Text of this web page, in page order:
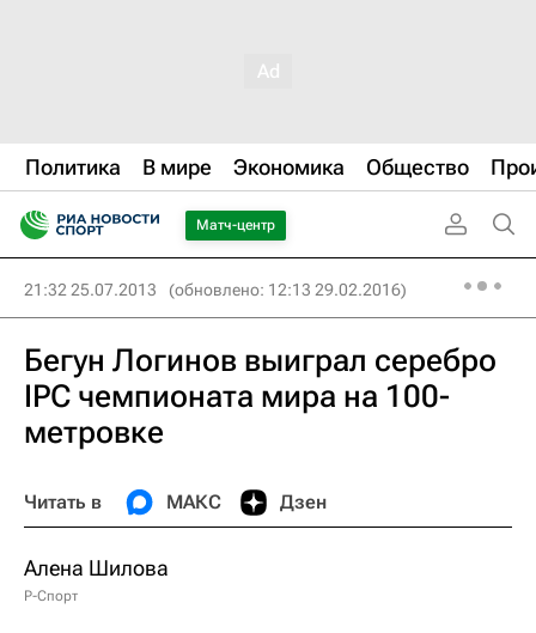
Политика В мире Экономика Общество
Матч-центр
21:32 25.07.2013 (обновлено: 12:13 29.02.2016)
Бегун Логинов выиграл серебро
IPC чемпионата мира на 100-
метровке
Читать в МАКС Дзен
Алена Шилова
Р-Спорт